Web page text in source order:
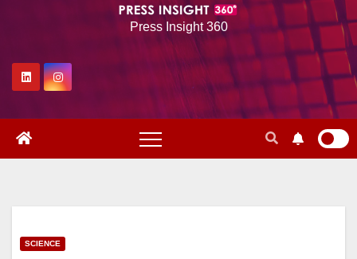
Press Insight 360
SCIENCE